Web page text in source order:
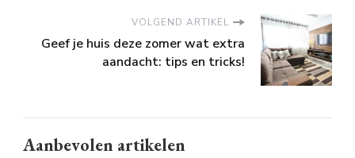
VOLGEND ARTIKEL
Geef je huis deze zomer wat extra
aandacht: tips en tricks!
Aanbevolen artikelen